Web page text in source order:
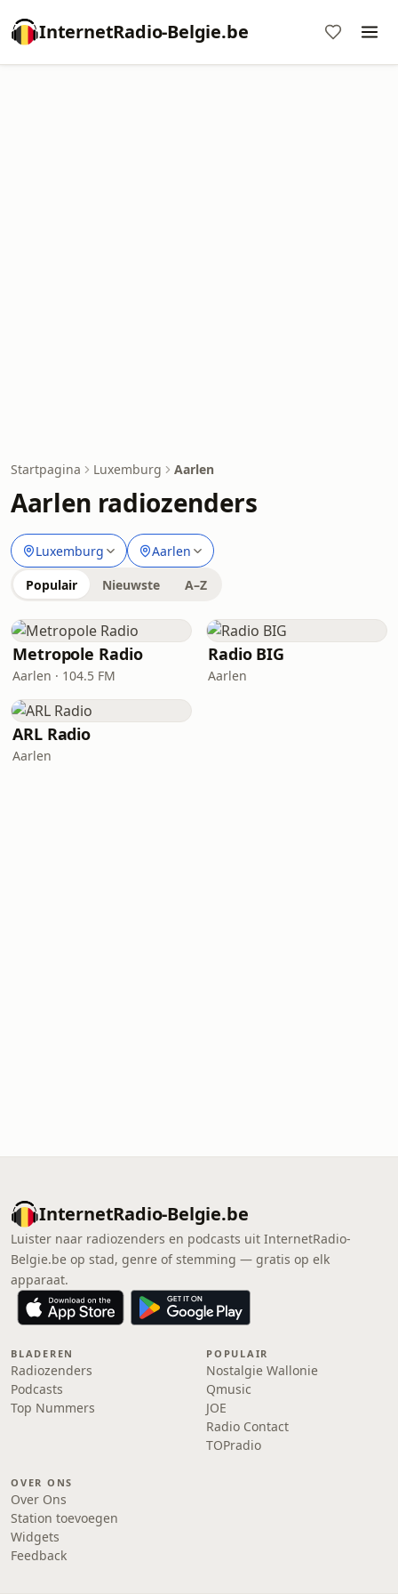
InternetRadio-Belgie.be
Startpagina Luxemburg Aarlen
Aarlen radiozenders
Luxemburg Aarlen
Populair Nieuwste A–Z
Metropole Radio
Aarlen · 104.5 FM
Radio BIG
Aarlen
ARL Radio
Aarlen
InternetRadio-Belgie.be
Luister naar radiozenders en podcasts uit InternetRadio-
Belgie.be op stad, genre of stemming — gratis op elk
apparaat.
BLADEREN
Radiozenders
Podcasts
Top Nummers
POPULAIR
Nostalgie Wallonie
Qmusic
JOE
Radio Contact
TOPradio
OVER ONS
Over Ons
Station toevoegen
Widgets
Feedback